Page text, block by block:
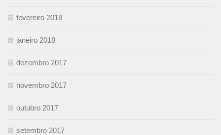
fevereiro 2018
janeiro 2018
dezembro 2017
novembro 2017
outubro 2017
setembro 2017